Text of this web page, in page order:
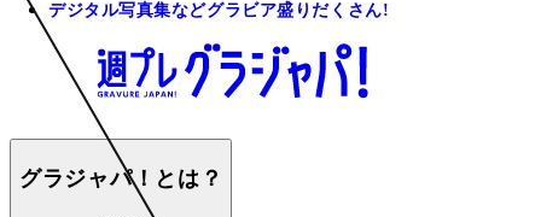
デジタル写真集などグラビア盛りだくさん!
グラジャパ！とは？